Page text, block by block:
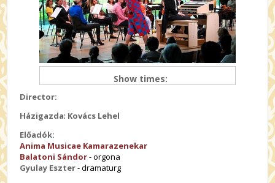
Show times:
Director:
Házigazda: Kovács Lehel
Előadók:
Anima Musicae Kamarazenekar
Balatoni Sándor- orgona
Gyulay Eszter- dramaturg